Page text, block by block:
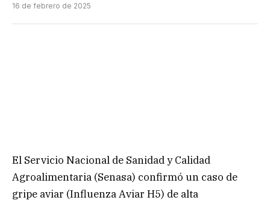
16 de febrero de 2025
El Servicio Nacional de Sanidad y Calidad
Agroalimentaria (Senasa) confirmó un caso de
gripe aviar (Influenza Aviar H5) de alta